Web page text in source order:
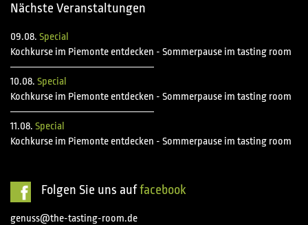
Nächste Veranstaltungen
09.08. Special
Kochkurse im Piemonte entdecken - Sommerpause im tasting room
10.08. Special
Kochkurse im Piemonte entdecken - Sommerpause im tasting room
11.08. Special
Kochkurse im Piemonte entdecken - Sommerpause im tasting room
Folgen Sie uns auffacebook
genuss@the-tasting-room.de